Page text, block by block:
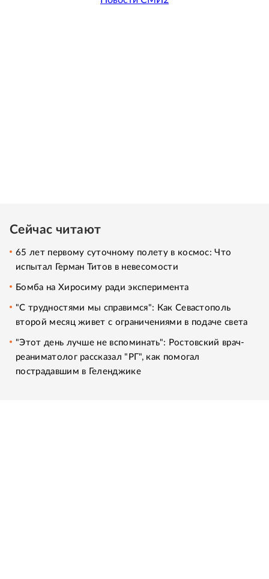
Сейчас читают
65 лет первому суточному полету в космос: Что
испытал Герман Титов в невесомости
Бомба на Хиросиму ради эксперимента
"С трудностями мы справимся": Как Севастополь
второй месяц живет с ограничениями в подаче света
"Этот день лучше не вспоминать": Ростовский врач-
реаниматолог рассказал "РГ", как помогал
пострадавшим в Геленджике